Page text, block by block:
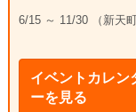
6/15 ～ 11/30 （新天
イベントカレン
ーを見る